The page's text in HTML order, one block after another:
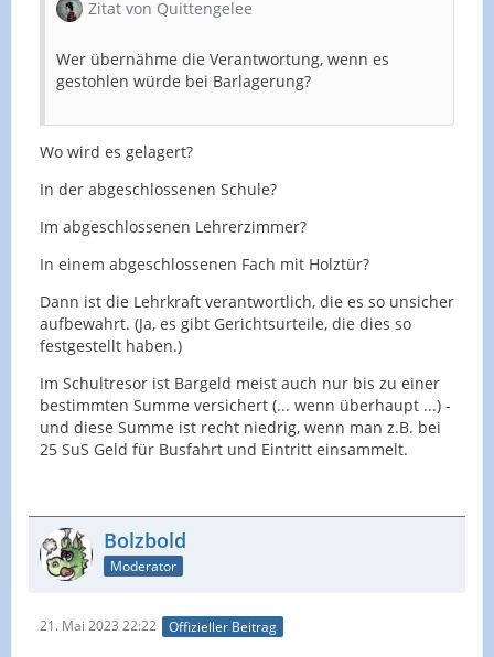
Zitat von Quittengelee
Wer übernähme die Verantwortung, wenn es
gestohlen würde bei Barlagerung?
Wo wird es gelagert?
In der abgeschlossenen Schule?
Im abgeschlossenen Lehrerzimmer?
In einem abgeschlossenen Fach mit Holztür?
Dann ist die Lehrkraft verantwortlich, die es so unsicher
aufbewahrt. (Ja, es gibt Gerichtsurteile, die dies so
festgestellt haben.)
Im Schultresor ist Bargeld meist auch nur bis zu einer
bestimmten Summe versichert (... wenn überhaupt ...) -
und diese Summe ist recht niedrig, wenn man z.B. bei
25 SuS Geld für Busfahrt und Eintritt einsammelt.
Bolzbold
Moderator
21. Mai 2023 22:22 Offizieller Beitrag